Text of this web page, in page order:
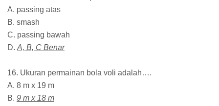
A. passing atas
B. smash
C. passing bawah
D. A, B, C Benar
16. Ukuran permainan bola voli adalah….
A. 8 m x 19 m
B. 9 m x 18 m